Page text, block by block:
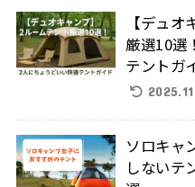
【デュ
厳選10選
テントガ
ソロキャ
しないテ